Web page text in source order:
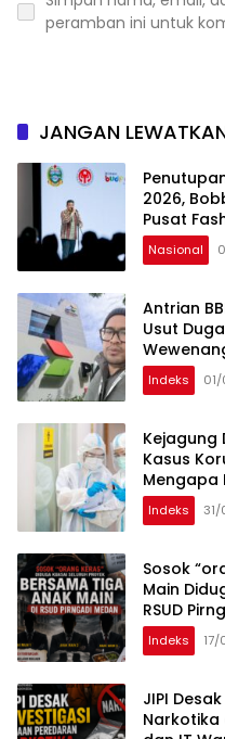
peramban ini untuk
JANGAN
2026,
Pusat
Nasional
Antrian
Usut
Indeks
Kejagung
Kasus
Mengapa
Tak
Indeks
Sosok
Main
RSUD
Indeks
JIPI
Narkotika